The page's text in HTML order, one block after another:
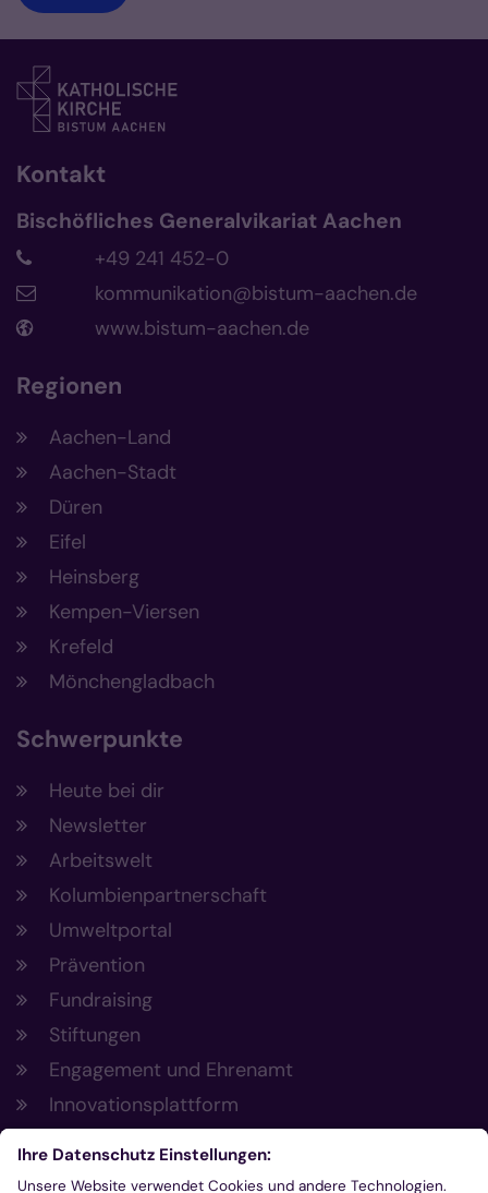
Kontakt
Bischöfliches Generalvikariat Aachen
+49 241 452-0
kommunikation@bistum-aachen.de
www.bistum-aachen.de
Regionen
Aachen-Land
Aachen-Stadt
Düren
Eifel
Heinsberg
Kempen-Viersen
Krefeld
Mönchengladbach
Schwerpunkte
Heute bei dir
Newsletter
Arbeitswelt
Kolumbienpartnerschaft
Umweltportal
Prävention
Fundraising
Stiftungen
Engagement und Ehrenamt
Innovationsplattform
Aus der Plattform